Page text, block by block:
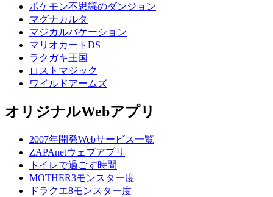
ポケモン不思議のダンジョン
マグナカルタ
マジカルバケーション
マリオカートDS
ラクガキ王国
ロストマジック
ワイルドアームズ
オリジナルWebアプリ
2007年開発Webサービス一覧
ZAPAnetウェブアプリ
トイレで過ごす時間
MOTHER3モンスター度
ドラクエ8モンスター度